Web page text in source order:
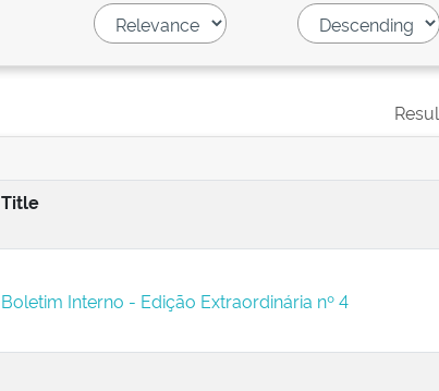
Title
Boletim Interno - Edição Extraordinária nº 4